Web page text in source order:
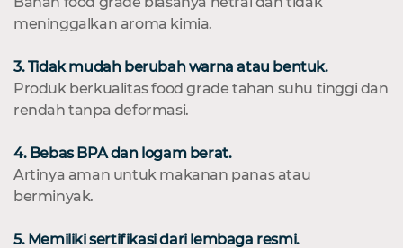
meninggalkan aroma kimia.
3. Tidak mudah berubah warna atau bentuk.
Produk berkualitas food grade tahan suhu tinggi dan
rendah tanpa deformasi.
4. Bebas BPA dan logam berat.
Artinya aman untuk makanan panas atau
berminyak.
5. Memiliki sertifikasi dari lembaga resmi.